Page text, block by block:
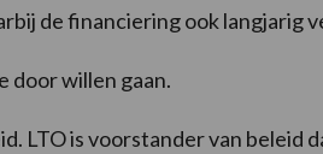
de financiering ook langjarig
door willen gaan.
LTO is voorstander van beleid